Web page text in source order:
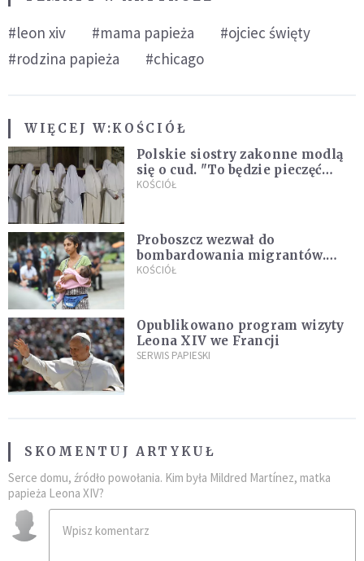
#leon xiv #mama papieża
#ojciec święty
#rodzina papieża
#chicago
WIĘCEJ W:KOŚCIÓŁ
Polskie siostry zakonne modlą
się o cud. "To będzie pieczęć
Pana Boga dla naszej wiary"
KOŚCIÓŁ
Proboszcz wezwał do
bombardowania migrantów.
"Masowy ogień przeciwko
KOŚCIÓŁ
Opublikowano program wizyty
Leona XIV we Francji
SERWIS PAPIESKI
SKOMENTUJ ARTYKUŁ
Serce domu, źródło powołania. Kim była Mildred Martínez, matka
papieża Leona XIV?